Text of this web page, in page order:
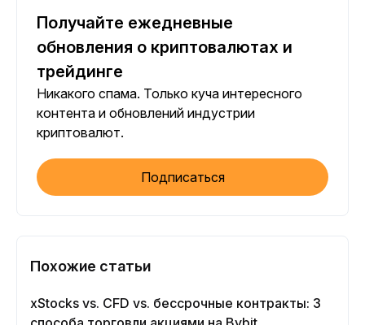
Получайте ежедневные
обновления о криптовалютах и
трейдинге
Никакого спама. Только куча интересного
контента и обновлений индустрии
криптовалют.
Подписаться
Похожие статьи
xStocks vs. CFD vs. бессрочные контракты: 3